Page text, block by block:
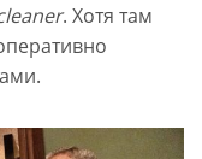
. Хотя там